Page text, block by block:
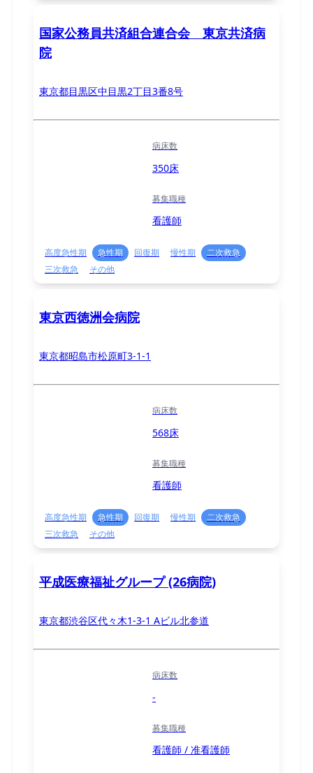
国家公務員共済組合連合会 東京共済病
院
東京都目黒区中目黒2丁目3番8号
病床数
350床
募集職種
看護師
高度急性期 急性期 回復期 慢性期
二次救急
三次救急
その他
東京西徳洲会病院
東京都昭島市松原町3-1-1
病床数
568床
募集職種
看護師
高度急性期 急性期 回復期 慢性期
二次救急
三次救急
その他
平成医療福祉グループ (26病院)
東京都渋谷区代々木1-3-1 Aビル北参道
病床数
-
募集職種
看護師 / 准看護師